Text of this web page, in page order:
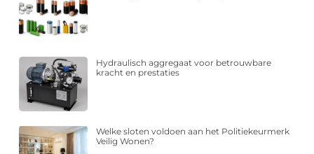
Hydraulisch aggregaat voor betrouwbare
kracht en prestaties
Welke sloten voldoen aan het Politiekeurmerk
Veilig Wonen?